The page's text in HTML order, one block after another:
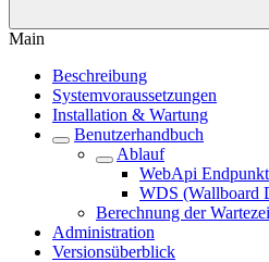
Main
Beschreibung
Systemvoraussetzungen
Installation & Wartung
Benutzerhandbuch
Ablauf
WebApi Endpunkt
WDS (Wallboard
Berechnung der
Administration
Versionsüberblick